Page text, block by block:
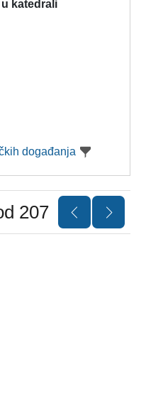
katedrali
događanja
207